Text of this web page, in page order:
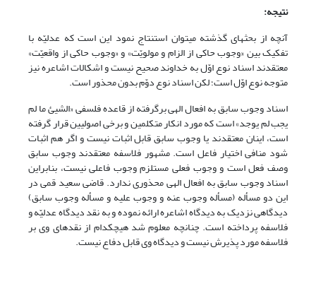
نتیجه:
آنچه از بحث‏های گذشته می‏توان استنتاج نمود این است که عدلیّه با
تفکیک بین «وجوب حاکی از الزام و مولویّت» و «وجوب حاکی از واقعیّت»
معتقدند اسناد نوع اوّل به خداوند صحیح نیست و اشکالات اشاعره نیز
متوجه نوع اوّل است؛ لکن اسناد نوع دوّم بدون محذور است.
اسناد وجوب سابق به افعال الهی برگرفته از قاعده فلسفی «الشیئ ما لم
یجب لم یوجد» است که مورد انکار متکلمین و برخی اصولیین قرار گرفته
است، اینان معتقدند یا وجوب سابق قابل اثبات نیست و اگر هم اثبات
شود منافی اختیار فاعل است. مشهور فلاسفه معتقدند وجوب سابق
وصف فعل است و وجوب فعلی مستلزم وجوب فاعلی نیست، بنابراین
اسناد وجوب سابق به افعال الهی محذوری ندارد. قاضی سعید قمی در
این دو مسأله (مسأله وجوب عنه و وجوب علیه و مسأله وجوب سابق)
دیدگاهی نزدیک به دیدگاه اشاعره ارائه نموده و به نقد دیدگاه عدلیّه و
فلاسفه پرداخته است. چنانچه معلوم شد هیچ‏کدام از نقدهای وی بر
فلاسفه مورد پذیرش نیست و دیدگاه وی قابل دفاع نیست.